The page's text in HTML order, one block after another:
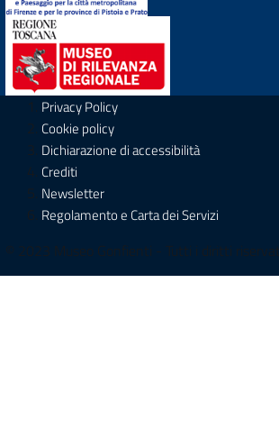
Sezione Link Utili
Privacy Policy
Cookie policy
Dichiarazione di accessibilità
Crediti
Newsletter
Regolamento e Carta dei Servizi
© 2023 Museo Gonfienti - Tutti i diritti riservati